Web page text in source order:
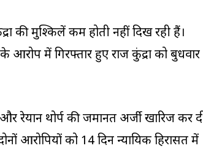
की मुश्किलें कम होती नहीं दिख रही हैं।
में गिरफ्तार हुए राज कुंद्रा को बुधवार
रेयान थोर्प की जमानत अर्जी खारिज कर
आरोपियों को 14 दिन न्यायिक हिरासत में